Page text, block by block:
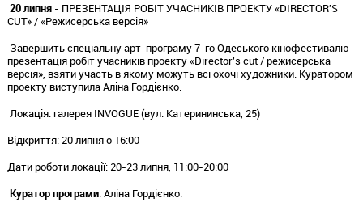
20 липня- ПРЕЗЕНТАЦІЯ РОБІТ УЧАСНИКІВ ПРОЕКТУ «DIRECTOR'S
CUT» / «Режисерська версія»
Завершить спеціальну арт-програму 7-го Одеського кінофестивалю
презентація робіт учасників проекту «Director's cut / режисерська
версія», взяти участь в якому можуть всі охочі художники. Куратором
проекту виступила Аліна Гордієнко.
Локація: галерея INVOGUE (вул. Катерининська, 25)
Відкриття: 20 липня о 16:00
Дати роботи локації: 20-23 липня, 11:00-20:00
Куратор програми: Аліна Гордієнко.